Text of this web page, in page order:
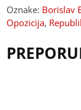
Oznake: Borislav
Opozicija,